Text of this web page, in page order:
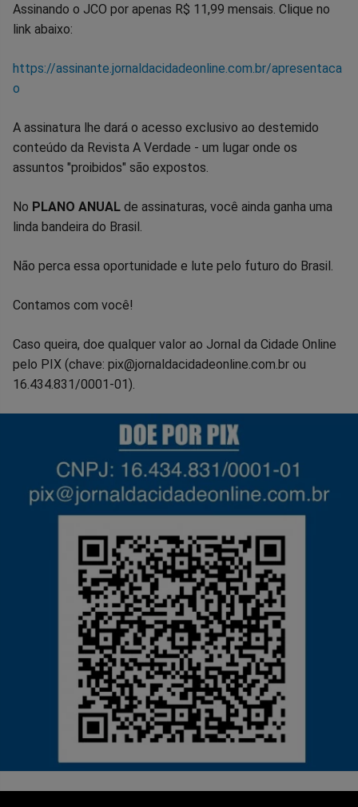
Assinando o JCO por apenas R$ 11,99 mensais. Clique no
link abaixo:
https://assinante.jornaldacidadeonline.com.br/apresentaca
o
A assinatura lhe dará o acesso exclusivo ao destemido
conteúdo da Revista A Verdade - um lugar onde os
assuntos "proibidos" são expostos.
No PLANO ANUAL de assinaturas, você ainda ganha uma
linda bandeira do Brasil.
Não perca essa oportunidade e lute pelo futuro do Brasil.
Contamos com você!
Caso queira, doe qualquer valor ao Jornal da Cidade Online
pelo PIX (chave: pix@jornaldacidadeonline.com.br ou
16.434.831/0001-01).